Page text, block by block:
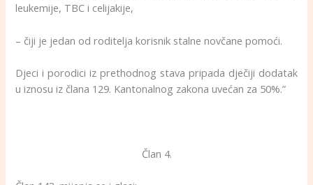
leukemije, TBC i celijakije,
– čiji je jedan od roditelja korisnik stalne novčane pomoći.
Djeci i porodici iz prethodnog stava pripada dječiji dodatak
u iznosu iz člana 129. Kantonalnog zakona uvećan za 50%.”
Član 4.